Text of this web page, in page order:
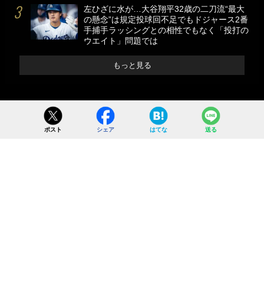
左ひざに水が…大谷翔平32歳の二刀流“最大
の懸念”は規定投球回不足でもドジャース2番
手捕手ラッシングとの相性でもなく「投打の
ウエイト」問題では
もっと見る
ポスト シェア はてな 送る